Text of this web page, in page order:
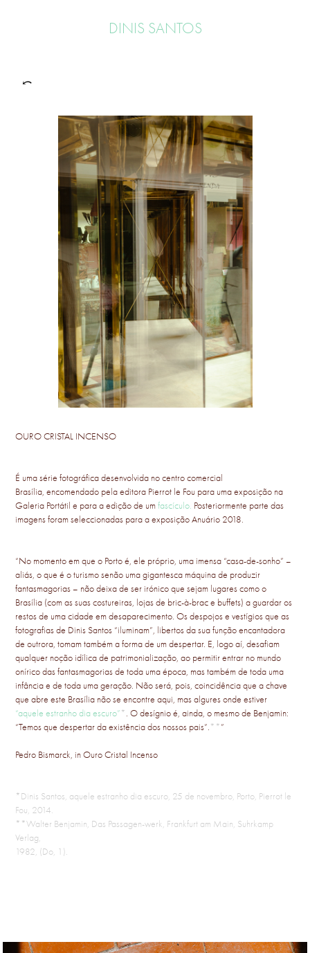
DINIS SANTOS
⤺
OURO CRISTAL INCENSO
É uma série fotográfica desenvolvida no centro comercial
Brasília, encomendado pela editora Pierrot le Fou para uma exposição na
Galeria Portátil e para a edição de umfascículo. Posteriormente parte das
imagens foram seleccionadas para a exposição Anuário 2018.
“No momento em que o Porto é, ele próprio, uma imensa “casa-de-sonho” –
aliás, o que é o turismo senão uma gigantesca máquina de produzir
fantasmagorias – não deixa de ser irónico que sejam lugares como o
Brasília (com as suas costureiras, lojas de bric-à-brac e buffets) a guardar os
restos de uma cidade em desaparecimento. Os despojos e vestígios que as
fotografias de Dinis Santos “iluminam”, libertos da sua função encantadora
de outrora, tomam também a forma de um despertar. E, logo aí, desafiam
qualquer noção idílica de patrimonialização, ao permitir entrar no mundo
onírico das fantasmagorias de toda uma época, mas também de toda uma
infância e de toda uma geração. Não será, pois, coincidência que a chave
que abre este Brasília não se encontre aqui, mas algures onde estiver
“aquele estranho dia escuro”*. O desígnio é, ainda, o mesmo de Benjamin:
“Temos que despertar da existência dos nossos pais”.**”
Pedro Bismarck, in Ouro Cristal Incenso
*Dinis Santos, aquele estranho dia escuro, 25 de novembro, Porto, Pierrot le
Fou, 2014.
**Walter Benjamin, Das Passagen-werk, Frankfurt am Main, Suhrkamp
Verlag,
1982, (Do, 1).